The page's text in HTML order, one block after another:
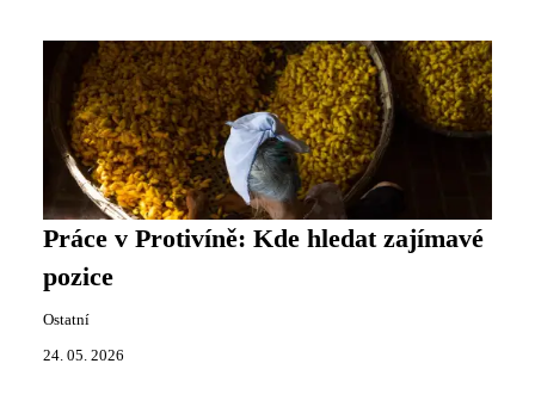
Práce v Protivíně: Kde hledat zajímavé
pozice
Ostatní
24. 05. 2026